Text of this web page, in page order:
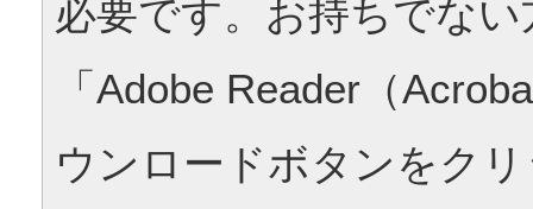
必要です。お持ちでな
「Adobe Reader（
ウンロードボタンをク